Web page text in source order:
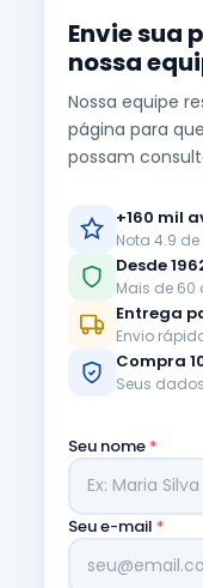
Envie sua
nossa
Nossa equipe
página para
possam
+160 mil
Nota 4.9
Desde
Mais de
Entrega
Envio
Compra
Seus
Seu nome *
Seu e-mail *